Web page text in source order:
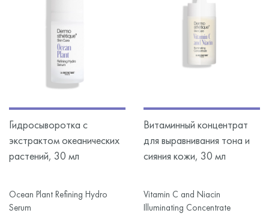
Гидросыворотка с
экстрактом океанических
растений, 30 мл
Ocean Plant Refining Hydro
Serum
Витаминный концентрат
для выравнивания тона и
сияния кожи, 30 мл
Vitamin С and Niacin
Illuminating Concentrate